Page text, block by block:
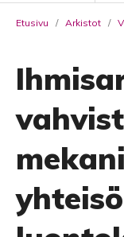
Etusivu / Arkistot /